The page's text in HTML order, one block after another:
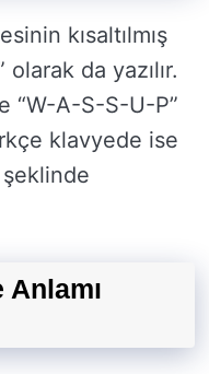
kısaltılmış
da yazılır.
“W-A-S-S-U-P”
klavyede ise
şeklinde
Anlamı